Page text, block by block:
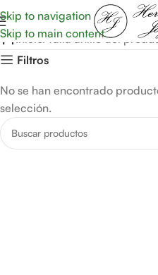
Skip to navigation
Skip to main content
14Inicio Talla anillo del
Filtros
No se han encontrado
selección.